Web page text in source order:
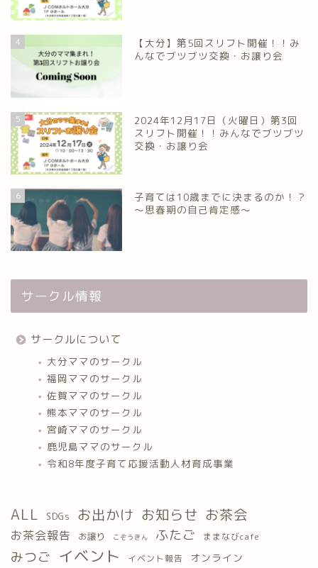
4
【大分】第5回スリフト開催！！み
んなでブツブツ交換・お譲り会
5
2024年12月17日（火曜日）第3回
スリフト開催！！みんなでブツブツ
交換・お譲り会
6
子育ては10歳までに決まるのか！？
～思春期の自己肯定感～
サークル情報
サークルについて
大分ママのサークル
福岡ママのサークル
佐賀ママのサークル
熊本ママのサークル
宮崎ママのサークル
鹿児島ママのサークル
令和8年度子育て応援活動人材育成事業
ALL SDGs お出かけ お知らせ お茶会
お茶会報告 お譲り こぞうきん ふたご ままなびcafe
みつご イベント イベント報告 オンライン